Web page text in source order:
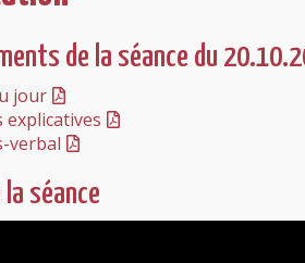
de la séance du
jour
explicatives
verbal
la séance